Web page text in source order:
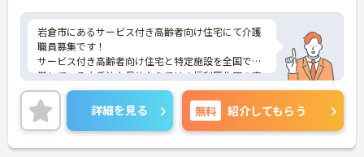
岩倉市にあるサービス付き高齢者向け住宅にて介護
職員募集です！
サービス付き高齢者向け住宅と特定施設を全国で運
営している大手法人母体ならではの福利厚生面の充
実が魅力のひとつです。
残業少なめで働きやすい環境です！
ご興味をお持ちの方には詳細の情報や面接のポイン
トをお伝えしますのでお気軽にお問い合わせくださ
いませ。
詳細を見る 無料 紹介してもらう